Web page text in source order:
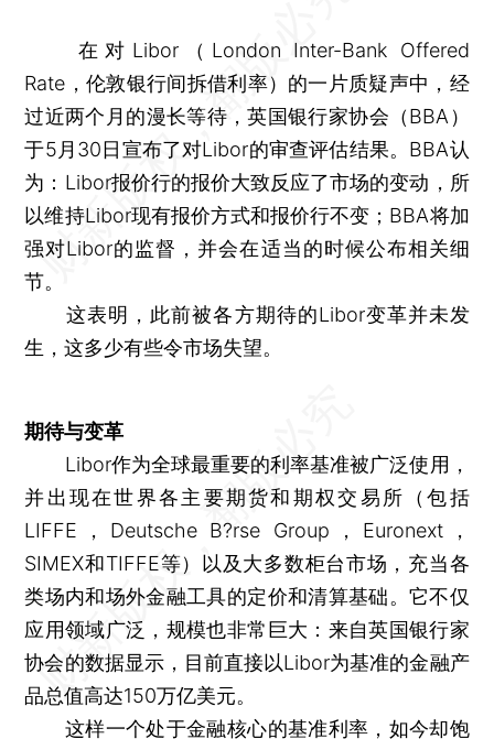
在对Libor（London Inter-Bank Offered
Rate，伦敦银行间拆借利率）的一片质疑声中，经
过近两个月的漫长等待，英国银行家协会（BBA）
于5月30日宣布了对Libor的审查评估结果。BBA认
为：Libor报价行的报价大致反应了市场的变动，所
以维持Libor现有报价方式和报价行不变；BBA将加
强对Libor的监督，并会在适当的时候公布相关细
节。
这表明，此前被各方期待的Libor变革并未发
生，这多少有些令市场失望。
期待与变革
Libor作为全球最重要的利率基准被广泛使用，
并出现在世界各主要期货和期权交易所（包括
LIFFE，Deutsche B?rse Group，Euronext，
SIMEX和TIFFE等）以及大多数柜台市场，充当各
类场内和场外金融工具的定价和清算基础。它不仅
应用领域广泛，规模也非常巨大：来自英国银行家
协会的数据显示，目前直接以Libor为基准的金融产
品总值高达150万亿美元。
这样一个处于金融核心的基准利率，如今却饱